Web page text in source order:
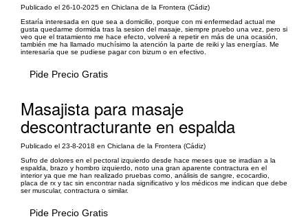
Publicado el 26-10-2025 en Chiclana de la Frontera (Cádiz)
Estaría interesada en que sea a domicilio, porque con mi enfermedad actual me
gusta quedarme dormida tras la sesion del masaje, siempre pruebo una vez, pero si
veo que el tratamiento me hace efecto, volveré a repetir en más de una ocasión,
también me ha llamado muchísimo la atención la parte de reiki y las energías. Me
interesaría que se pudiese pagar con bizum o en efectivo.
Pide Precio Gratis
Masajista para masaje
descontracturante en espalda
Publicado el 23-8-2018 en Chiclana de la Frontera (Cádiz)
Sufro de dolores en el pectoral izquierdo desde hace meses que se irradian a la
espalda, brazo y hombro izquierdo, noto una gran aparente contractura en el
interior ya que me han realizado pruebas como, análisis de sangre, ecocardio,
placa de rx y tac sin encontrar nada significativo y los médicos me indican que debe
ser muscular, contractura o similar.
Pide Precio Gratis